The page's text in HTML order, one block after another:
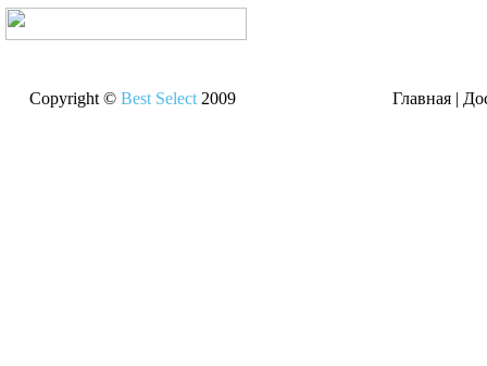
Copyright © Best Select2009 Главная |